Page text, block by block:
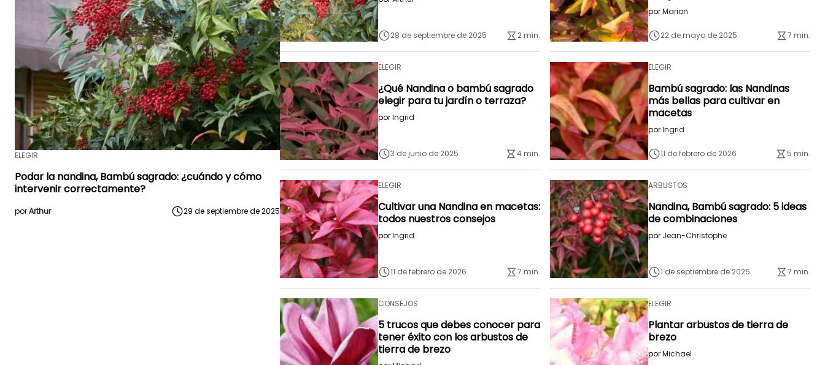
ELEGIR
Podar la nandina, Bambú sagrado: ¿cuándo y cómo
intervenir correctamente?
porArthur 29 de septiembre de 2025
28 de septiembre de 2025 2 min.
porMarion
22 de mayo de 2025 7 min.
ELEGIR
¿Qué Nandina o bambú sagrado
elegir para tu jardín o terraza?
porIngrid
3 de junio de 2025 4 min.
ELEGIR
Bambú sagrado: las Nandinas
más bellas para cultivar en
macetas
porIngrid
11 de febrero de 2026 5 min.
ELEGIR
Cultivar una Nandina en macetas:
todos nuestros consejos
porIngrid
11 de febrero de 2026 7 min.
ARBUSTOS
Nandina, Bambú sagrado: 5 ideas
de combinaciones
por Jean-Christophe
1 de septiembre de 2025 7 min.
CONSEJOS
5 trucos que debes conocer para
tener éxito con los arbustos de
tierra de brezo
ELEGIR
Plantar arbustos de tierra de
brezo
porMichael